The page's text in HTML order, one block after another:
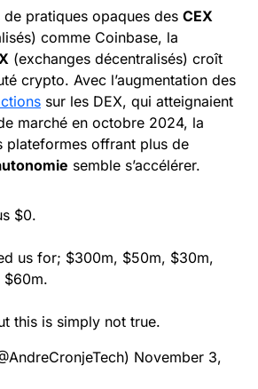
pratiques opaques des CEX
comme Coinbase, la
(exchanges décentralisés) croît
crypto. Avec l’augmentation des
sur les DEX, qui atteignaient
marché en octobre 2024, la
plateformes offrant plus de
semble s’accélérer.
$0.
us for; $300m, $50m, $30m,
$60m.
this is simply not true.
November 3,